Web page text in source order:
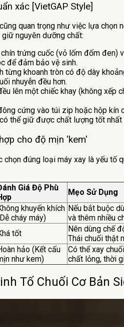
xác [VietGAP Style]
quan trọng như việc lựa chọn
giữ nguyên dưỡng chất:
trứng cuốc (vỏ lốm đốm đen)
để đảm bảo vệ sinh.
từng khoanh tròn có độ dày
nhuyễn đều hơn.
lên một chiếc khay (không xếp
cứng vào túi zip hoặc hộp kín
thể giữ được chất lượng tốt
cho độ mịn 'kem'
chọn đúng loại máy xay là yếu tố
Giá Độ Phù
Mẹo Sử Dụng
khuyến khích
cháy máy)
Nếu bắt buộc
và thêm nhiều
tốt
Nên dùng chế
Thái chuối thật
hảo (Kết cấu
như kem)
Có thể xay
chất lỏng, thời
Tố Chuối Cơ Bản